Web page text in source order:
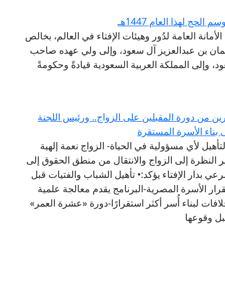
لهذا العام 1447هـ
العامة لدُور وهيئات الإفتاء في العالم، بخالص
بن عبدالعزيز آل سعود، وإلى ولي عهده صاحب
وإلى المملكة العربية السعودية قيادةً وحكومةً
من دورة المقبلين على الزواج.. ورئيس اللجنة
بناء الأسرة المستقرة
لأي مسؤولية في الحياة- الزواج نعمة إلهية
إلى الزواج والانتقال من منطق الحقوق إلى
الإفتاء يؤكد:• تأهيل الشباب والفتيات قبل
الأسرة المصرية-البرنامج يقدم معالجة علمية
لبناء أُسر أكثر استقرارًا-دورة «عشرة العمر»
وقوعها